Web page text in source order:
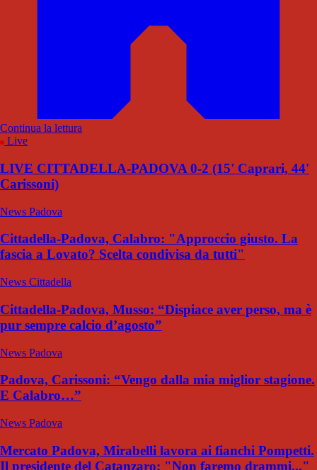
Continua la lettura
Live
LIVE CITTADELLA-PADOVA 0-2 (15' Caprari, 44'
Carissoni)
News Padova
Cittadella-Padova, Calabro: "Approccio giusto. La
fascia a Lovato? Scelta condivisa da tutti"
News Cittadella
Cittadella-Padova, Musso: “Dispiace aver perso, ma è
pur sempre calcio d’agosto”
News Padova
Padova, Carissoni: “Vengo dalla mia miglior stagione.
E Calabro…”
News Padova
Mercato Padova, Mirabelli lavora ai fianchi Pompetti.
Il presidente del Catanzaro: "Non faremo drammi..."